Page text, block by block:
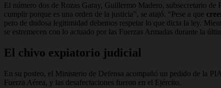
El número dos de Rozas Garay, Guillermo Madero, subsecretario
cumplir porque es una orden de la justicia”, se atajó. “Pese a que
pero de dudosa legitimidad debemos respetar lo que dicta la ley.
se estremecen con lo actuado por las Fuerzas Armadas durante la
El chivo expiatorio judicial
En su posteo, el Ministerio de Defensa acompañó un pedido de la
Fuerza Aérea, y las desafectaciones fueron en el Ejército.